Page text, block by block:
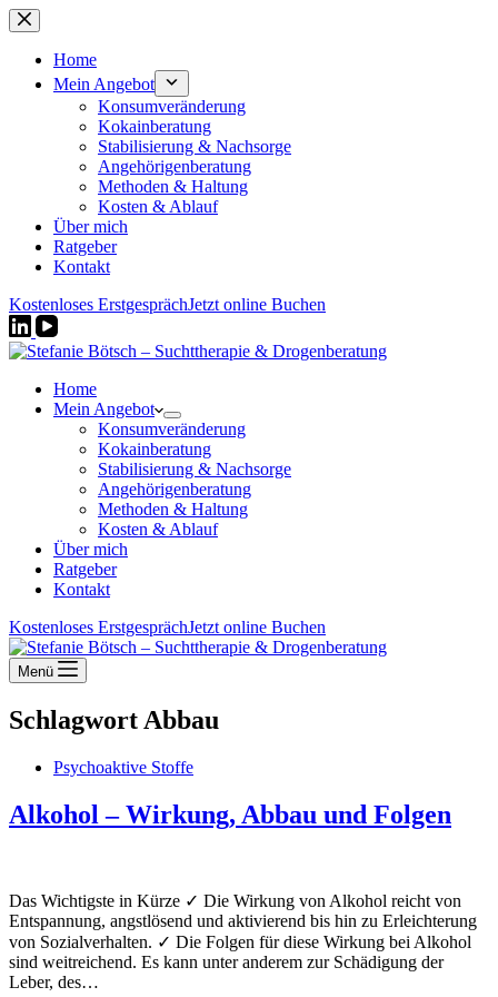
Zum
Inhalt
springenHome
Mein Angebot
Konsumveränderung
Kokainberatung
Stabilisierung & Nachsorge
Angehörigenberatung
Methoden & Haltung
Kosten & Ablauf
Über mich
Ratgeber
Kontakt
Kostenloses ErstgesprächJetzt online Buchen
Home
Mein Angebot
Konsumveränderung
Kokainberatung
Stabilisierung & Nachsorge
Angehörigenberatung
Methoden & Haltung
Kosten & Ablauf
Über mich
Ratgeber
Kontakt
Kostenloses ErstgesprächJetzt online Buchen
Menü
Schlagwort Abbau
Psychoaktive Stoffe
Alkohol – Wirkung, Abbau und Folgen
Das Wichtigste in Kürze ✓ Die Wirkung von Alkohol reicht von
Entspannung, angstlösend und aktivierend bis hin zu Erleichterung
von Sozialverhalten. ✓ Die Folgen für diese Wirkung bei Alkohol
sind weitreichend. Es kann unter anderem zur Schädigung der
Leber, des…